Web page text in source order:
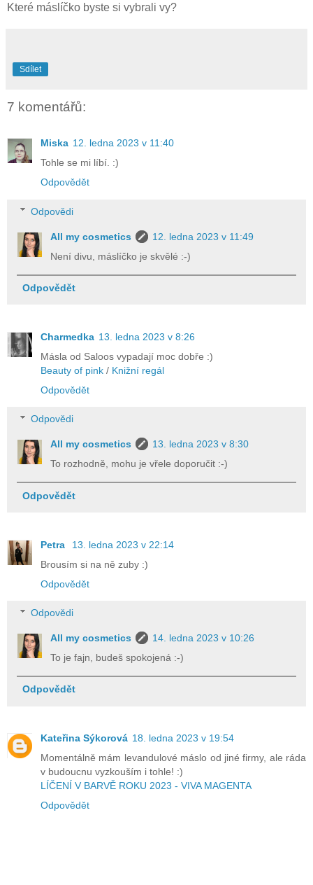
Které máslíčko byste si vybrali vy?
Sdílet
7 komentářů:
Miska 12. ledna 2023 v 11:40
Tohle se mi líbí. :)
Odpovědět
Odpovědi
All my cosmetics
12. ledna 2023 v 11:49
Není divu, máslíčko je skvělé :-)
Odpovědět
Charmedka 13. ledna 2023 v 8:26
Másla od Saloos vypadají moc dobře :)
Beauty of pink / Knižní regál
Odpovědět
Odpovědi
All my cosmetics
13. ledna 2023 v 8:30
To rozhodně, mohu je vřele doporučit :-)
Odpovědět
Petra
13. ledna 2023 v 22:14
Brousím si na ně zuby :)
Odpovědět
Odpovědi
All my cosmetics
14. ledna 2023 v 10:26
To je fajn, budeš spokojená :-)
Odpovědět
Kateřina Sýkorová 18. ledna 2023 v 19:54
Momentálně mám levandulové máslo od jiné firmy, ale ráda
v budoucnu vyzkouším i tohle! :)
LÍČENÍ V BARVĚ ROKU 2023 - VIVA MAGENTA
Odpovědět